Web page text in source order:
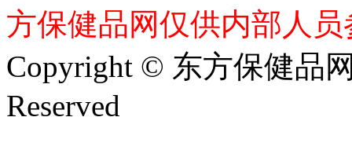
方保健品网仅供内部人
Copyright © 东方保健品
Reserved